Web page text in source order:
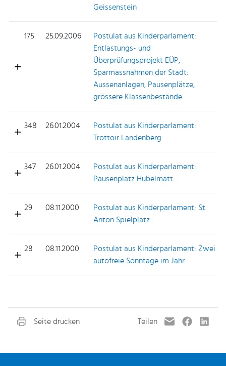
Geissenstein
175 25.09.2006
Postulat aus Kinderparlament:
Entlastungs- und
Überprüfungsprojekt EÜP,
Sparmassnahmen der Stadt:
Aussenanlagen, Pausenplätze,
grössere Klassenbestände
348 26.01.2004
Postulat aus Kinderparlament:
Trottoir Landenberg
347 26.01.2004
Postulat aus Kinderparlament:
Pausenplatz Hubelmatt
29 08.11.2000
Postulat aus Kinderparlament: St.
Anton Spielplatz
28 08.11.2000
Postulat aus Kinderparlament: Zwei
autofreie Sonntage im Jahr